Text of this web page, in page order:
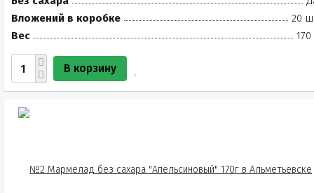
Вложений в коробке
20
Вес
170
В корзину